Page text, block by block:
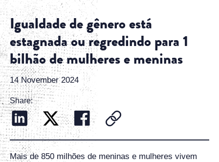
Igualdade de gênero está
estagnada ou regredindo para 1
bilhão de mulheres e meninas
14 November 2024
Share:
Mais de 850 milhões de meninas e mulheres vivem